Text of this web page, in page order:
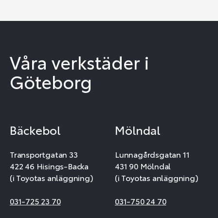
Våra verkstäder i
Göteborg
Bäckebol
Transportgatan 33
422 46 Hisings-Backa
(i Toyotas anläggning)
031-725 23 70
Mölndal
Lunnagårdsgatan 11
431 90 Mölndal
(i Toyotas anläggning)
031-750 24 70